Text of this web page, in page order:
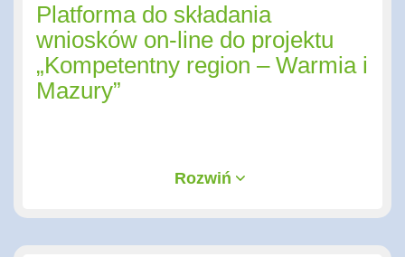
Platforma do składania
wniosków on-line do projektu
„Kompetentny region – Warmia i
Mazury”
Rozwiń